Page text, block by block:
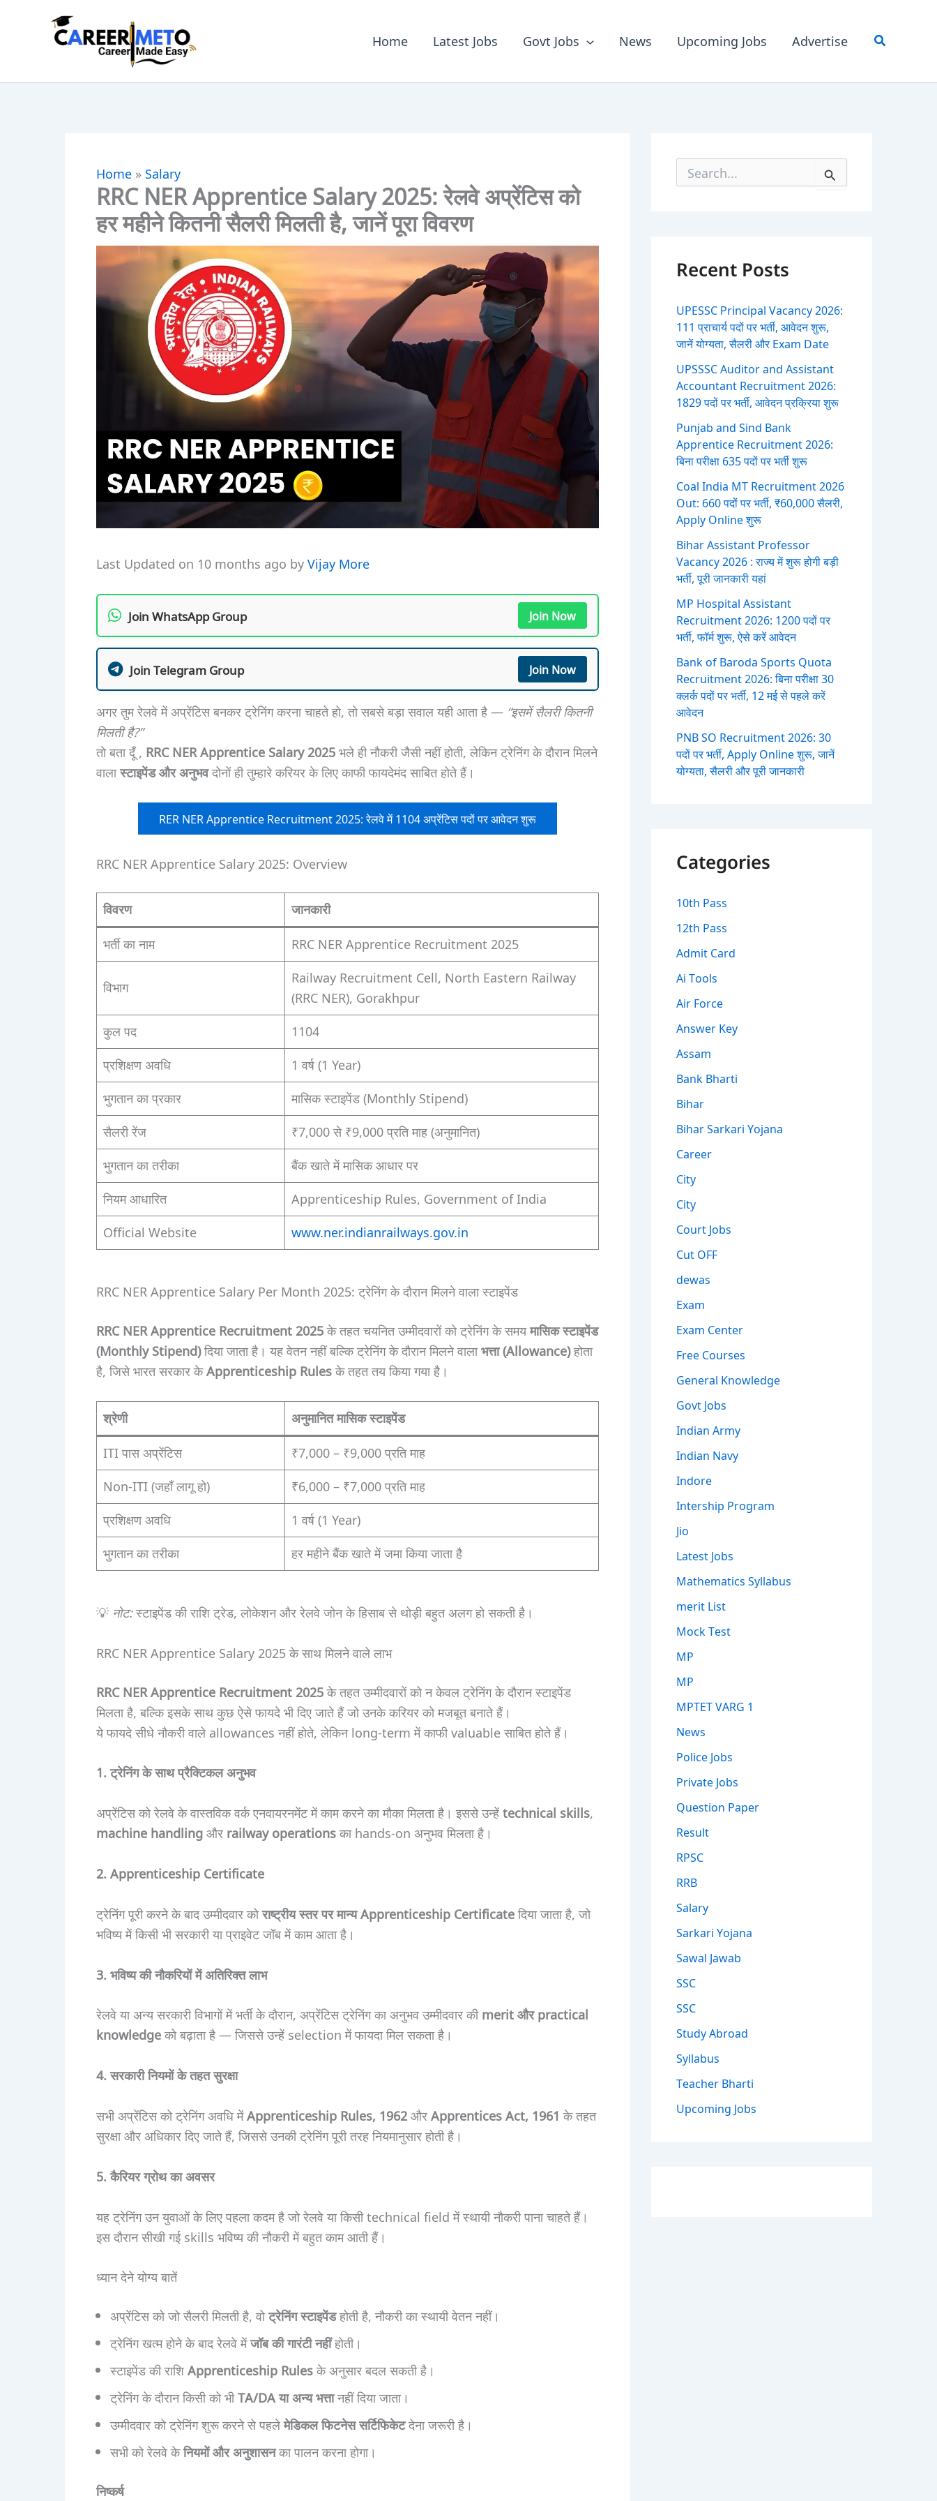
Home Latest Jobs Govt Jobs News Upcoming Jobs Advertise
Home» Salary
RRC NER Apprentice Salary 2025: रेलवे अप्रेंटिस को
हर महीने कितनी सैलरी मिलती है, जानें पूरा विवरण
Last Updated on 10 months ago byVijay More
Join WhatsApp Group Join Now
Join Telegram Group Join Now
अगर तुम रेलवे में अप्रेंटिस बनकर ट्रेनिंग करना चाहते हो, तो सबसे बड़ा सवाल यही आता है — “इसमें सैलरी कितनी
मिलती है?”
तो बता दूँ , RRC NER Apprentice Salary 2025भले ही नौकरी जैसी नहीं होती, लेकिन ट्रेनिंग के दौरान मिलने
वालास्टाइपेंड और अनुभवदोनों ही तुम्हारे करियर के लिए काफी फायदेमंद साबित होते हैं।
RER NER Apprentice Recruitment 2025: रेलवे में 1104 अप्रेंटिस पदों पर आवेदन शुरू
RRC NER Apprentice Salary 2025: Overview
विवरण जानकारी
भर्ती का नाम RRC NER Apprentice Recruitment 2025
विभाग
Railway Recruitment Cell, North Eastern Railway
(RRC NER), Gorakhpur
कुल पद
1104
प्रशिक्षण अवधि
1 वर्ष (1 Year)
भुगतान का प्रकार
मासिक स्टाइपेंड (Monthly Stipend)
सैलरी रेंज
₹7,000 से ₹9,000 प्रति माह (अनुमानित)
भुगतान का तरीका
बैंक खाते में मासिक आधार पर
नियम आधारित
Apprenticeship Rules, Government of India
Official Website
www.ner.indianrailways.gov.in
RRC NER Apprentice Salary Per Month 2025: ट्रेनिंग के दौरान मिलने वाला स्टाइपेंड
RRC NER Apprentice Recruitment 2025के तहत चयनित उम्मीदवारों को ट्रेनिंग के समयमासिक स्टाइपेंड
(Monthly Stipend)दिया जाता है। यह वेतन नहीं बल्कि ट्रेनिंग के दौरान मिलने वालाभत्ता (Allowance)होता
है, जिसे भारत सरकार केApprenticeship Rulesके तहत तय किया गया है।
श्रेणी अनुमानित मासिक स्टाइपेंड
ITI पास अप्रेंटिस
₹7,000 – ₹9,000 प्रति माह
Non-ITI (जहाँ लागू हो)
₹6,000 – ₹7,000 प्रति माह
प्रशिक्षण अवधि
1 वर्ष (1 Year)
भुगतान का तरीका
हर महीने बैंक खाते में जमा किया जाता है
💡 नोट:स्टाइपेंड की राशि ट्रेड, लोकेशन और रेलवे जोन के हिसाब से थोड़ी बहुत अलग हो सकती है।
RRC NER Apprentice Salary 2025 के साथ मिलने वाले लाभ
RRC NER Apprentice Recruitment 2025के तहत उम्मीदवारों को न केवल ट्रेनिंग के दौरान स्टाइपेंड
मिलता है, बल्कि इसके साथ कुछ ऐसे फायदे भी दिए जाते हैं जो उनके करियर को मजबूत बनाते हैं।
ये फायदे सीधे नौकरी वाले allowances नहीं होते, लेकिन long-term में काफी valuable साबित होते हैं।
1. ट्रेनिंग के साथ प्रैक्टिकल अनुभव
अप्रेंटिस को रेलवे के वास्तविक वर्क एनवायरनमेंट में काम करने का मौका मिलता है। इससे उन्हेंtechnical skills,
machine handlingऔर railway operationsका hands-on अनुभव मिलता है।
2. Apprenticeship Certificate
ट्रेनिंग पूरी करने के बाद उम्मीदवार कोराष्ट्रीय स्तर पर मान्य Apprenticeship Certificateदिया जाता है, जो
भविष्य में किसी भी सरकारी या प्राइवेट जॉब में काम आता है।
3. भविष्य की नौकरियों में अतिरिक्त लाभ
रेलवे या अन्य सरकारी विभागों में भर्ती के दौरान, अप्रेंटिस ट्रेनिंग का अनुभव उम्मीदवार कीmerit और practical
knowledgeको बढ़ाता है — जिससे उन्हें selection में फायदा मिल सकता है।
4. सरकारी नियमों के तहत सुरक्षा
सभी अप्रेंटिस को ट्रेनिंग अवधि मेंApprenticeship Rules, 1962औरApprentices Act, 1961 के तहत
सुरक्षा और अधिकार दिए जाते हैं, जिससे उनकी ट्रेनिंग पूरी तरह नियमानुसार होती है।
5. कैरियर ग्रोथ का अवसर
यह ट्रेनिंग उन युवाओं के लिए पहला कदम है जो रेलवे या किसी technical field में स्थायी नौकरी पाना चाहते हैं।
इस दौरान सीखी गई skills भविष्य की नौकरी में बहुत काम आती हैं।
ध्यान देने योग्य बातें
अप्रेंटिस को जो सैलरी मिलती है, वोट्रेनिंग स्टाइपेंडहोती है, नौकरी का स्थायी वेतन नहीं।
ट्रेनिंग खत्म होने के बाद रेलवे मेंजॉब की गारंटी नहींहोती।
स्टाइपेंड की राशिApprenticeship Rulesके अनुसार बदल सकती है।
ट्रेनिंग के दौरान किसी को भीTA/DA या अन्य भत्तानहीं दिया जाता।
उम्मीदवार को ट्रेनिंग शुरू करने से पहलेमेडिकल फिटनेस सर्टिफिकेटदेना जरूरी है।
सभी को रेलवे केनियमों और अनुशासनका पालन करना होगा।
निष्कर्ष
e
o
Recent Posts
UPESSC Principal Vacancy 2026:
111 प्राचार्य पदों पर भर्ती, आवेदन शुरू,
जानें योग्यता, सैलरी और Exam Date
UPSSSC Auditor and Assistant
Accountant Recruitment 2026:
1829 पदों पर भर्ती, आवेदन प्रक्रिया शुरू
Punjab and Sind Bank
Apprentice Recruitment 2026:
बिना परीक्षा 635 पदों पर भर्ती शुरू
Coal India MT Recruitment 2026
Out: 660 पदों पर भर्ती, ₹60,000 सैलरी,
Apply Online शुरू
Bihar Assistant Professor
Vacancy 2026 : राज्य में शुरू होगी बड़ी
भर्ती, पूरी जानकारी यहां
MP Hospital Assistant
Recruitment 2026: 1200 पदों पर
भर्ती, फॉर्म शुरू, ऐसे करें आवेदन
Bank of Baroda Sports Quota
Recruitment 2026: बिना परीक्षा 30
क्लर्क पदों पर भर्ती, 12 मई से पहले करें
आवेदन
PNB SO Recruitment 2026: 30
पदों पर भर्ती, Apply Online शुरू, जानें
योग्यता, सैलरी और पूरी जानकारी
Categories
10th Pass
12th Pass
Admit Card
Ai Tools
Air Force
Answer Key
Assam
Bank Bharti
Bihar
Bihar Sarkari Yojana
Career
City
City
Court Jobs
Cut OFF
dewas
Exam
Exam Center
Free Courses
General Knowledge
Govt Jobs
Indian Army
Indian Navy
Indore
Intership Program
Jio
Latest Jobs
Mathematics Syllabus
merit List
Mock Test
MP
MP
MPTET VARG 1
News
Police Jobs
Private Jobs
Question Paper
Result
RPSC
RRB
Salary
Sarkari Yojana
Sawal Jawab
SSC
SSC
Study Abroad
Syllabus
Teacher Bharti
Upcoming Jobs